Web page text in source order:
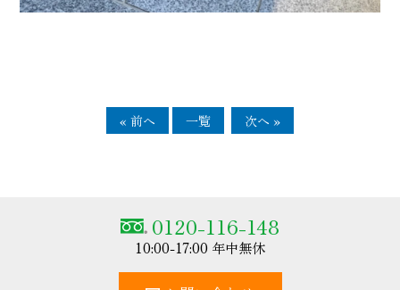
« 前へ 一覧 次へ »
0120-116-148
10:00-17:00 年中無休